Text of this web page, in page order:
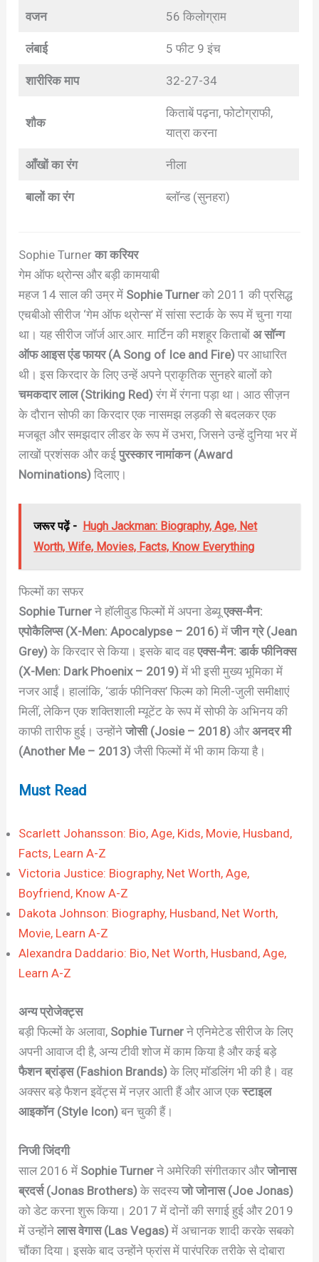
वजन 56 किलोग्राम
लंबाई 5 फीट 9 इंच
शारीरिक माप 32-27-34
शौक
किताबें पढ़ना, फोटोग्राफी,
यात्रा करना
आँखों का रंग नीला
बालों का रंग ब्लॉन्ड (सुनहरा)
Sophie Turner का करियर
गेम ऑफ थ्रोन्स और बड़ी कामयाबी
महज 14 साल की उम्र में Sophie Turner को 2011 की प्रसिद्ध
एचबीओ सीरीज ‘गेम ऑफ थ्रोन्स’ में सांसा स्टार्क के रूप में चुना गया
था। यह सीरीज जॉर्ज आर.आर. मार्टिन की मशहूर किताबोंअ सॉन्ग
ऑफ आइस एंड फायर (A Song of Ice and Fire) पर आधारित
थी। इस किरदार के लिए उन्हें अपने प्राकृतिक सुनहरे बालों को
चमकदार लाल (Striking Red) रंग में रंगना पड़ा था। आठ सीज़न
के दौरान सोफी का किरदार एक नासमझ लड़की से बदलकर एक
मजबूत और समझदार लीडर के रूप में उभरा, जिसने उन्हें दुनिया भर में
लाखों प्रशंसक और कईपुरस्कार नामांकन (Award
Nominations) दिलाए।
जरूर पढ़ें - Hugh Jackman: Biography, Age, Net
Worth, Wife, Movies, Facts, Know Everything
फिल्मों का सफर
Sophie Turner ने हॉलीवुड फिल्मों में अपना डेब्यूएक्स-मैन:
एपोकैलिप्स (X-Men: Apocalypse – 2016) मेंजीन ग्रे (Jean
Grey) के किरदार से किया। इसके बाद वहएक्स-मैन: डार्क फीनिक्स
(X-Men: Dark Phoenix – 2019) में भी इसी मुख्य भूमिका में
नजर आईं। हालांकि, ‘डार्क फीनिक्स’ फिल्म को मिली-जुली समीक्षाएं
मिलीं, लेकिन एक शक्तिशाली म्यूटेंट के रूप में सोफी के अभिनय की
काफी तारीफ हुई। उन्होंनेजोसी (Josie – 2018) औरअनदर मी
(Another Me – 2013) जैसी फिल्मों में भी काम किया है।
Must Read
Scarlett Johansson: Bio, Age, Kids, Movie, Husband,
Facts, Learn A-Z
Victoria Justice: Biography, Net Worth, Age,
Boyfriend, Know A-Z
Dakota Johnson: Biography, Husband, Net Worth,
Movie, Learn A-Z
Alexandra Daddario: Bio, Net Worth, Husband, Age,
Learn A-Z
अन्य प्रोजेक्ट्स
बड़ी फिल्मों के अलावा, Sophie Turner ने एनिमेटेड सीरीज के लिए
अपनी आवाज दी है, अन्य टीवी शोज में काम किया है और कई बड़े
फैशन ब्रांड्स (Fashion Brands) के लिए मॉडलिंग भी की है। वह
अक्सर बड़े फैशन इवेंट्स में नज़र आती हैं और आज एकस्टाइल
आइकॉन (Style Icon) बन चुकी हैं।
निजी जिंदगी
साल 2016 में Sophie Turner ने अमेरिकी संगीतकार औरजोनास
ब्रदर्स (Jonas Brothers) के सदस्यजो जोनास (Joe Jonas)
को डेट करना शुरू किया। 2017 में दोनों की सगाई हुई और 2019
में उन्होंनेलास वेगास (Las Vegas) में अचानक शादी करके सबको
चौंका दिया। इसके बाद उन्होंने फ्रांस में पारंपरिक तरीके से दोबारा